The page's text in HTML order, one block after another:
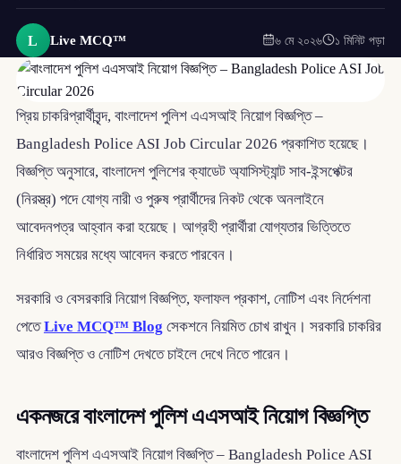
L Live MCQ™ ৬ মে ২০২৬ ১ মিনিট পড়া
প্রিয় চাকরিপ্রার্থীবৃন্দ, বাংলাদেশ পুলিশ এএসআই নিয়োগ বিজ্ঞপ্তি –
Bangladesh Police ASI Job Circular 2026 প্রকাশিত হয়েছে।
বিজ্ঞপ্তি অনুসারে, বাংলাদেশ পুলিশের ক্যাডেট অ্যাসিস্ট্যান্ট সাব-ইন্সপেক্টর
(নিরস্ত্র) পদে যোগ্য নারী ও পুরুষ প্রার্থীদের নিকট থেকে অনলাইনে
আবেদনপত্র আহ্বান করা হয়েছে। আগ্রহী প্রার্থীরা যোগ্যতার ভিত্তিতে
নির্ধারিত সময়ের মধ্যে আবেদন করতে পারবেন।
সরকারি ও বেসরকারি নিয়োগ বিজ্ঞপ্তি, ফলাফল প্রকাশ, নোটিশ এবং নির্দেশনা
পেতেLive MCQ™ Blog সেকশনে নিয়মিত চোখ রাখুন। সরকারি চাকরির
আরও বিজ্ঞপ্তি ও নোটিশ দেখতে চাইলে দেখে নিতে পারেন।
একনজরে বাংলাদেশ পুলিশ এএসআই নিয়োগ বিজ্ঞপ্তি
বাংলাদেশ পুলিশ এএসআই নিয়োগ বিজ্ঞপ্তি – Bangladesh Police ASI